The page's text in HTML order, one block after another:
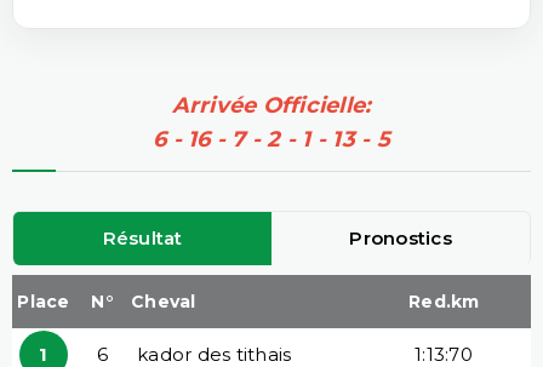
Arrivée Officielle:
6 - 16 - 7 - 2 - 1 - 13 - 5
Résultat Pronostics
Place N° Cheval Red.km
1 6 kador des tithais 1:13:70